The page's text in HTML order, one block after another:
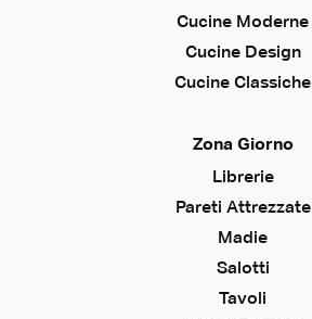
Cucine Moderne
Cucine Design
Cucine Classiche
Zona Giorno
Librerie
Pareti Attrezzate
Madie
Salotti
Tavoli